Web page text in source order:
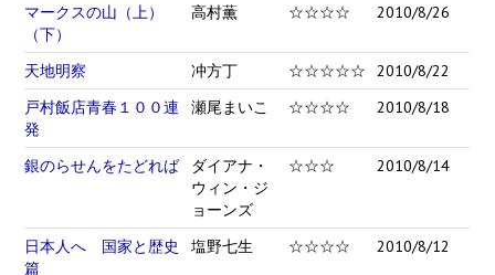
マークスの山（上）
（下）
高村薫 ☆☆☆☆ 2010/8/26
天地明察 冲方丁 ☆☆☆☆☆
2010/8/22
戸村飯店青春１００連
発
瀬尾まいこ ☆☆☆☆ 2010/8/18
銀のらせんをたどれば
ダイアナ・
ウィン・ジ
ョーンズ
☆☆☆ 2010/8/14
日本人へ 国家と歴史
篇
塩野七生 ☆☆☆☆ 2010/8/12